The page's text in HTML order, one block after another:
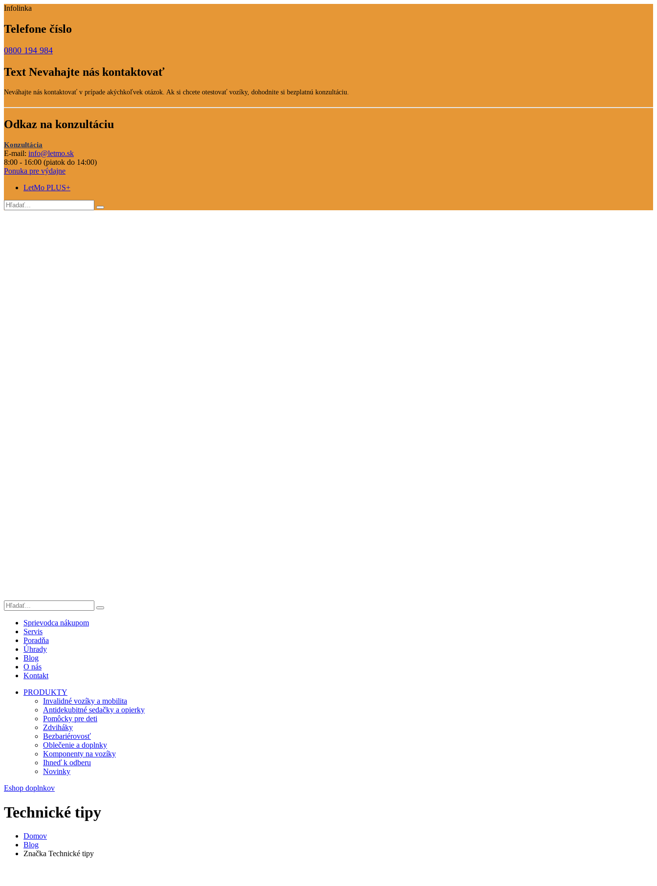
Infolinka
Telefone číslo
0800 194 984
Text Nevahajte nás kontaktovať
Neváhajte nás kontaktovať v prípade akýchkoľvek otázok. Ak si chcete otestovať vozíky, dohodnite si bezplatnú konzultáciu.
Odkaz na konzultáciu
Konzultácia
E-mail: info@letmo.sk
8:00 - 16:00 (piatok do 14:00)
Ponuka pre výdajne
LetMo PLUS+
Sprievodca nákupom
Servis
Poradňa
Úhrady
Blog
O nás
Kontakt
PRODUKTY
Invalidné vozíky a mobilita
Antidekubitné sedačky a opierky
Pomôcky pre deti
Zdviháky
Bezbariérovosť
Oblečenie a doplnky
Komponenty na vozíky
Ihneď k odberu
Novinky
Eshop doplnkov
Technické tipy
Domov
Blog
Značka Technické tipy